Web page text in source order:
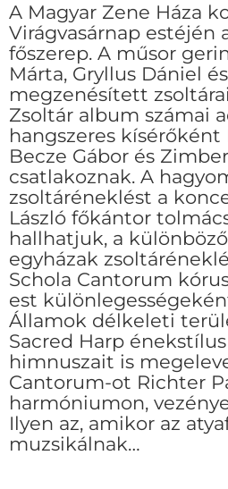
A Magyar Zene Háza
Virágvasárnap estéjén
főszerep. A műsor
Márta, Gryllus Dániel
megzenésített
Zsoltár album számai
hangszeres kísérőként
Becze Gábor és
csatlakoznak. A
zsoltáréneklést a
László főkántor
hallhatjuk, a
egyházak
Schola Cantorum
est
Államok délkeleti
Sacred Harp
himnuszait is
Cantorum-ot Richter
harmóniumon,
Ilyen az, amikor az
muzsikálnak…